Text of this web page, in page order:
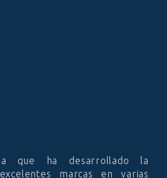
que ha desarrollado la
marcas en varias